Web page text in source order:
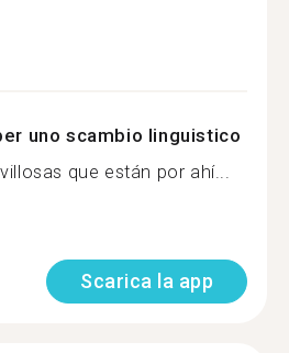
uno scambio linguistico
que están por ahí...
Scarica la app